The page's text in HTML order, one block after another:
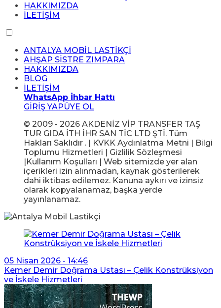
HAKKIMIZDA
İLETİŞİM
ANTALYA MOBİL LASTİKÇİ
AHŞAP SİSTRE ZIMPARA
HAKKIMIZDA
BLOG
İLETİŞİM
WhatsApp İhbar Hattı
GİRİŞ YAPÜYE OL
© 2009 - 2026 AKDENİZ VİP TRANSFER TAŞ
TUR GIDA İTH İHR SAN TİC LTD ŞTİ. Tüm
Hakları Saklıdır . | KVKK Aydınlatma Metni | Bilgi
Toplumu Hizmetleri | Gizlilik Sözleşmesi
|Kullanım Koşulları | Web sitemizde yer alan
içerikleri izin alınmadan, kaynak gösterilerek
dahi iktibas edilemez. Kanuna aykırı ve izinsiz
olarak kopyalanamaz, başka yerde
yayınlanamaz.
05 Nisan 2026 - 14:46
Kemer Demir Doğrama Ustası – Çelik Konstrüksiyon
ve İskele Hizmetleri